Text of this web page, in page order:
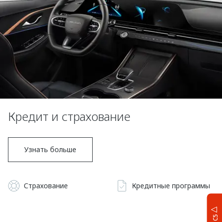
Кредит и страхование
Узнать больше
Страхование Кредитные программы